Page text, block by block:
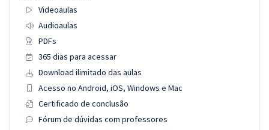
Videoaulas
Audioaulas
PDFs
365 dias para acessar
Download ilimitado das aulas
Acesso no Android, iOS, Windows e Mac
Certificado de conclusão
Fórum de dúvidas com professores